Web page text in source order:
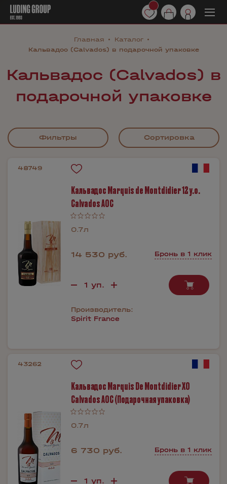
Главная
Каталог
Кальвадос (Calvados) в подарочной упаковке
Кальвадос (Calvados) в
подарочной упаковке
Фильтры Сортировка
48749
Кальвадос Marquis de Montdidier 12 y.o.
Calvados AOC
0.7л
14 530 руб. Бронь в 1 клик
Производитель:
Spirit France
43262
Кальвадос Marquis De Montdidier XO
Calvados AOC (Подарочная упаковка)
0.7л
6 730 руб. Бронь в 1 клик